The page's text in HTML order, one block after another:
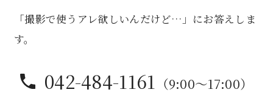
「撮影で使うアレ欲しいんだけど…」にお答えしま
す。
042-484-1161 （9:00〜17:00）